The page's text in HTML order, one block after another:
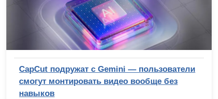
CapCut подружат с Gemini — пользователи
смогут монтировать видео вообще без
навыков